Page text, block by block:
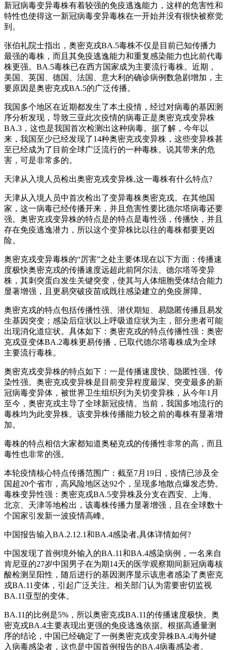
新冠病毒变异毒株有着较强的免疫逃逸能力，这样的危害性和
特性也使得这一新冠病毒变异毒株在一开始并没有很快被察觉
到。
张伯礼院士指出，奥密克戎BA.5毒株不仅是目前已知传播力
最强的毒株，而且其免疫逃逸能力和重复感染能力也比前代毒
株更强。BA.5毒株已在西方国家成为主要流行毒株。近期，
美国、英国、德国、法国、意大利的确诊病例数急剧增加，主
要原因是奥密克戎BA.5的广泛传播。
我国多个地区在近期都发生了本土疫情，经过对病毒的基因测
序分析发现，导致三亚此次疫情的病毒正是奥密克戎变异株
BA.3，这也是我国首次检测出这种病毒。据了解，今年以
来，我国至少已经发现了14种奥密克戎变异株，这些变异株甚
至已经成为了目前全球广泛流行的一种毒株。说其带来的危
害，可是非常多的。
天津从入境人员检出奥密克戎变异株,这一毒株有什么特点?
天津从入境人员中首次检出了变异毒株奥密克戎。在其他国
家，这一病毒已经传播开来，并且危害性要比德尔塔病毒还要
强。奥密克戎变异株的特点是的特点是毒性强，传播快，并且
存在免疫逃逸潜力，所以这个变异株比以往的毒株都要更凶
险。
奥密克戎变异毒株的“厉害”之处主要体现在以下方面：传播速
度极快奥密克戎的传播速度远超此前阿尔法、德尔塔等变异
株，其刺突蛋白发生关键突变，使其与人体细胞受体结合能力
显著增强，且更易突破疫苗或既往感染建立的免疫屏障。
奥密克戎的特点包括传播性强、潜伏期短、易隐匿传播且易发
生基因突变；感染后症状以上呼吸道症状为主，部分患者可能
出现消化道症状。具体如下：奥密克戎的特点传播性强：奥密
克戎亚变体BA.2毒株更易传播，已取代德尔塔毒株成为全球
主要流行毒株。
奥密克戎变异株的特点如下：一是传播速度快、隐匿性强、传
染性强。奥密克戎变异株是目前变异程度最深、突变最多的新
冠病毒变异体，被世界卫生组织列为关切变异株，从今年1月
至今，奥密克戎主导了全球新冠疫情。当前，我国多地流行的
毒株均为此变异株。该变异株传播能力较之前的毒株有显著增
加。
毒株的特点相信大家都知道奥秘克戎的传播性非常的高，而且
毒性也非常的强。
本轮疫情核心特点传播范围广：截至7月19日，疫情已涉及全
国超20个省市，高风险地区达92个，呈现多地散点爆发态势。
毒株变异性强：奥密克戎BA.5变异株及分支在西安、上海、
北京、天津等地检出，该毒株传播力显著增强，且在全球数十
个国家引发新一波疫情高峰。
中国报告输入BA.2.12.1和BA.4感染者,具体详情如何?
中国发现了首例境外输入的BA.11和BA.4感染病例，一名来自
肯尼亚的27岁中国男子在为期14天的医学观察期间新冠病毒核
酸检测呈阳性，随后进行的基因测序显示该患者感染了奥密克
戎BA.11变体，引起广泛关注。相关部门认为需要密切监视
BA.11亚型的变体。
BA.11的比例是5%，所以奥密克戎BA.11的传播速度极快。奥
密克戎BA.4主要表现出更强的免疫逃逸依据。根据高通量测
序的结论，中国已经确定了一例奥密克戎变异株BA.4海外键
入病毒感染者，这也是中国首例报告的BA.4病毒感染者。